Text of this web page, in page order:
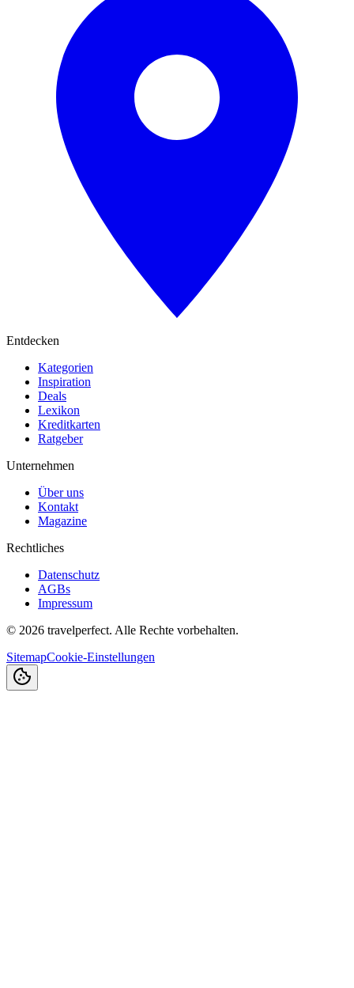
Entdecken
Kategorien
Inspiration
Deals
Lexikon
Kreditkarten
Ratgeber
Unternehmen
Über uns
Kontakt
Magazine
Rechtliches
Datenschutz
AGBs
Impressum
© 2026 travelperfect. Alle Rechte vorbehalten.
SitemapCookie-Einstellungen